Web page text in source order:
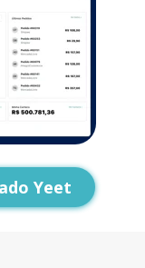
Yeet